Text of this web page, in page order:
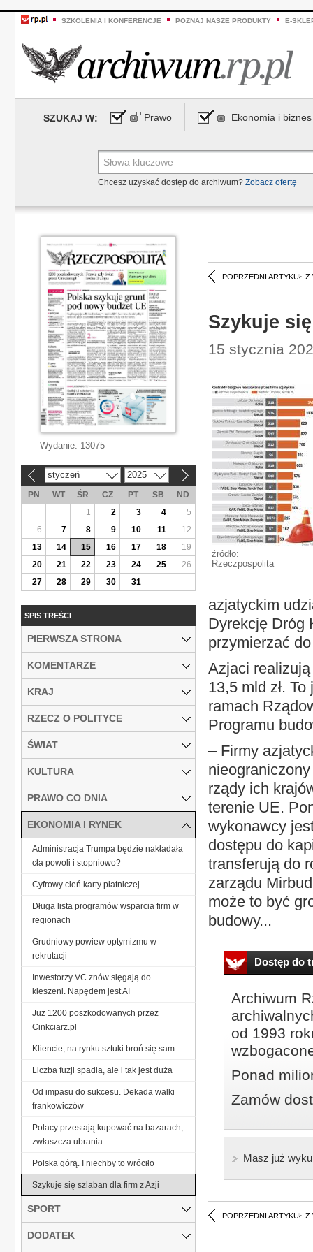
SZKOLENIA I KONFERENCJE POZNAJ NASZE PRODUKTY E-
SZUKAJ W: Prawo Ekonomia i biznes
Chcesz uzyskać dostęp do archiwum? Zobacz ofertę
POPRZEDNI ARTYKUŁ Z
Szykuje
15 stycznia
źródło:
Rzeczpospolita
azjatyckim
Dyrekcję Dróg
przymierzać
Azjaci realizują
13,5 mld zł.
ramach
Programu
– Firmy
rządy ich
terenie UE.
wykonawcy
dostępu do
transferują do
zarządu
może to być
budowy...
Dostęp do
Archiwum
od 1993
Ponad
Zamów
Masz już
POPRZEDNI ARTYKUŁ Z
Wydanie: 13075
styczeń 2025
PN WT ŚR CZ PT SB
ND
1
2 3 4
5
6
7 8 9 10 11
12
13
14 15 16 17 18
19
20
21 22 23 24 25
26
27
28 29 30 31
SPIS TREŚCI
PIERWSZA STRONA
KOMENTARZE
KRAJ
RZECZ O POLITYCE
ŚWIAT
KULTURA
PRAWO CO DNIA
EKONOMIA I RYNEK
Administracja Trumpa będzie nakładała
cła powoli i stopniowo?
Cyfrowy cień karty płatniczej
Długa lista programów wsparcia firm w
regionach
Grudniowy powiew optymizmu w
rekrutacji
Inwestorzy VC znów sięgają do
kieszeni. Napędem jest AI
Już 1200 poszkodowanych przez
Cinkciarz.pl
Kliencie, na rynku sztuki broń się sam
Liczba fuzji spadła, ale i tak jest duża
Od impasu do sukcesu. Dekada walki
frankowiczów
Polacy przestają kupować na bazarach,
zwłaszcza ubrania
Polska górą. I niechby to wróciło
Szykuje się szlaban dla firm z Azji
SPORT
DODATEK